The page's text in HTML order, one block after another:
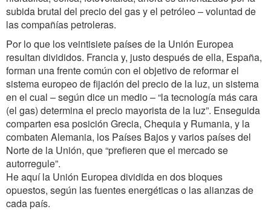
subida brutal del precio del gas y el petróleo – voluntad de
las compañías petroleras.
Por lo que los veintisiete países de la Unión Europea
resultan divididos. Francia y, justo después de ella, España,
forman una frente común con el objetivo de reformar el
sistema europeo de fijación del precio de la luz, un sistema
en el cual – según dice un medio – “la tecnología más cara
(el gas) determina el precio mayorista de la luz”. Enseguida
comparten esa posición Grecia, Chequia y Rumania, y la
combaten Alemania, los Países Bajos y varios países del
Norte de la Unión, que “prefieren que el mercado se
autorregule”.
He aquí la Unión Europea dividida en dos bloques
opuestos, según las fuentes energéticas o las alianzas de
cada país.